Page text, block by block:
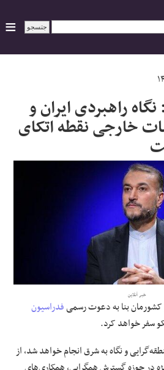
راهبردی ایران و
خارجی نقطه اتکای
خبر آنلاین
کشورمان بنا به دعوت رسمیفدراسیون
و نگاه به شرق انجام خواهد شد، از